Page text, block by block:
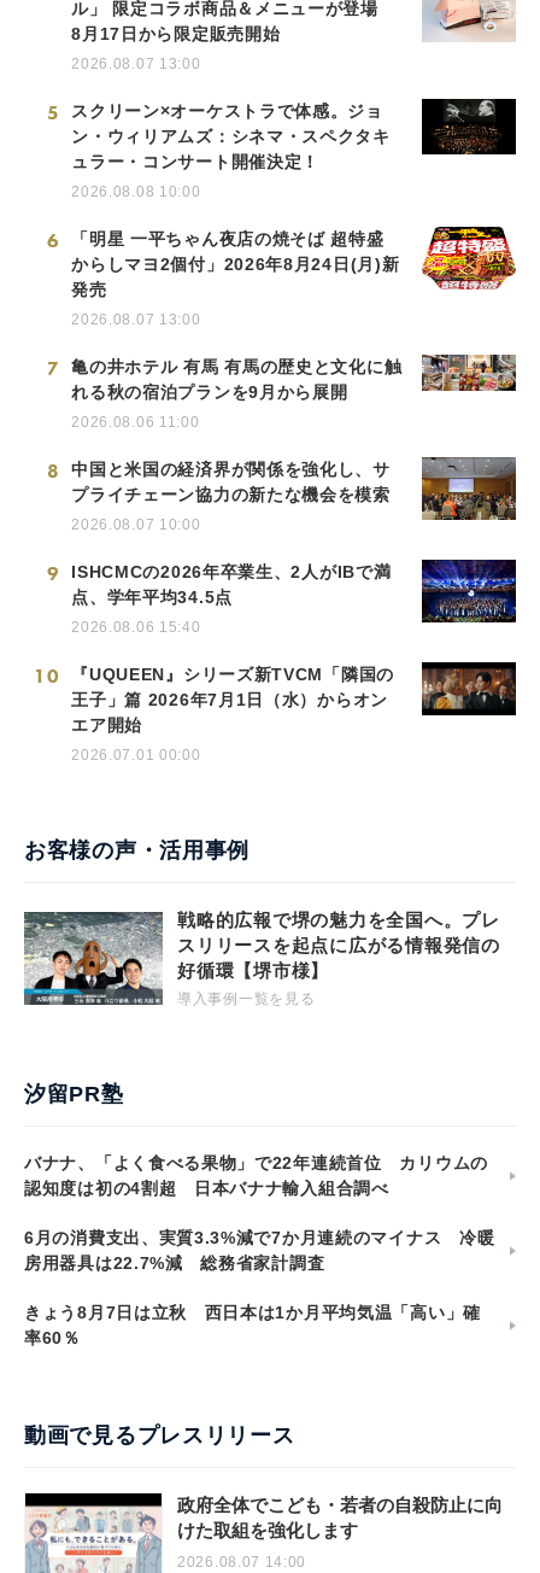
ル」 限定コラボ商品＆メニューが登場
8月17日から限定販売開始
2026.08.07 13:00
5
スクリーン×オーケストラで体感。ジョ
ン・ウィリアムズ：シネマ・スペクタキ
ュラー・コンサート開催決定！
2026.08.08 10:00
6
「明星 一平ちゃん夜店の焼そば 超特盛
からしマヨ2個付」2026年8月24日(月)新
発売
2026.08.07 13:00
7
亀の井ホテル 有馬 有馬の歴史と文化に触
れる秋の宿泊プランを9月から展開
2026.08.06 11:00
8
中国と米国の経済界が関係を強化し、サ
プライチェーン協力の新たな機会を模索
2026.08.07 10:00
9
ISHCMCの2026年卒業生、2人がIBで満
点、学年平均34.5点
2026.08.06 15:40
10
『UQUEEN』シリーズ新TVCM「隣国の
王子」篇 2026年7月1日（水）からオン
エア開始
2026.07.01 00:00
お客様の声・活用事例
戦略的広報で堺の魅力を全国へ。プレ
スリリースを起点に広がる情報発信の
好循環【堺市様】
導入事例一覧を見る
汐留PR塾
バナナ、「よく食べる果物」で22年連続首位 カリウムの
認知度は初の4割超 日本バナナ輸入組合調べ
6月の消費支出、実質3.3%減で7か月連続のマイナス 冷暖
房用器具は22.7%減 総務省家計調査
きょう8月7日は立秋 西日本は1か月平均気温「高い」確
率60％
動画で見るプレスリリース
政府全体でこども・若者の自殺防止に向
けた取組を強化します
2026.08.07 14:00